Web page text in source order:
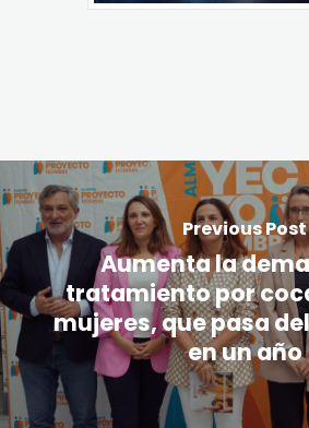
Previous Post
Aumenta la
tratamiento por
mujeres, que pasa del
en un año